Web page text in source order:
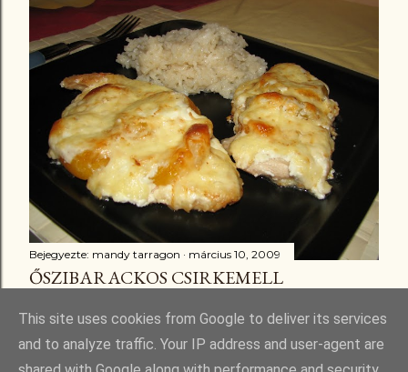
Bejegyezte: mandy tarragon március 10, 2009
ŐSZIBARACKOS CSIRKEMELL
This site uses cookies from Google to deliver its services
and to analyze traffic. Your IP address and user-agent are